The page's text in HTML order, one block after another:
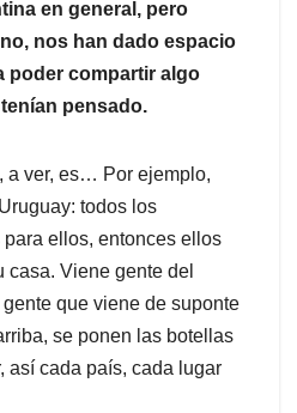
en general, pero
nos han dado espacio
poder compartir algo
pensado.
a ver, es… Por ejemplo,
todos los
ellos, entonces ellos
casa. Viene gente del
que viene de suponte
se ponen las botellas
así cada país, cada lugar